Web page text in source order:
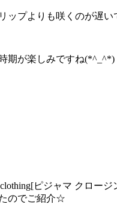
ップよりも咲くのが遅い
期が楽しみですね(*^_^*)
ピジャマ クロージ
のでご紹介☆